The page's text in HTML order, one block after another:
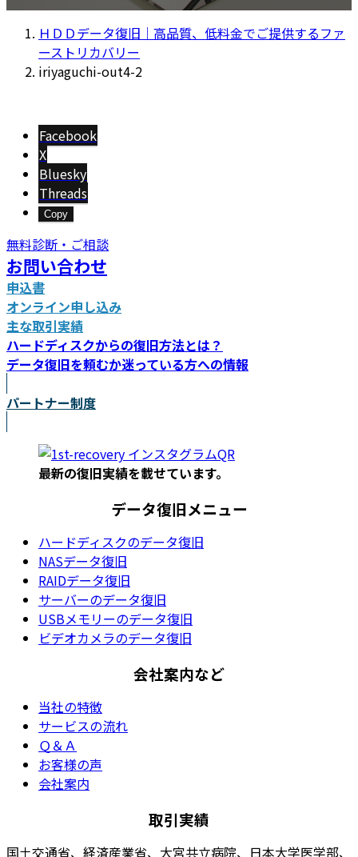
ＨＤＤデータ復旧｜高品質、低料金でご提供するファ
ーストリカバリー
iriyaguchi-out4-2
Facebook
X
Bluesky
Threads
Copy
無料診断・ご相談
お問い合わせ
申込書
オンライン申し込み
主な取引実績
ハードディスクからの復旧方法とは？
データ復旧を頼むか迷っている方への情報
パートナー制度
最新の復旧実績を載せています。
データ復旧メニュー
ハードディスクのデータ復旧
NASデータ復旧
RAIDデータ復旧
サーバーのデータ復旧
USBメモリーのデータ復旧
ビデオカメラのデータ復旧
会社案内など
当社の特徴
サービスの流れ
Ｑ＆Ａ
お客様の声
会社案内
取引実績
国土交通省、経済産業省、大宮共立病院、日本大学医学部、